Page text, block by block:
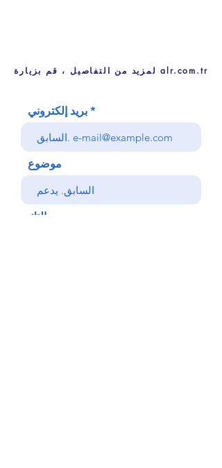
لمزيد من التفاصيل ، قم بزيارة alr.com.tr
بريد إلكتروني
موضوع
رسالتك